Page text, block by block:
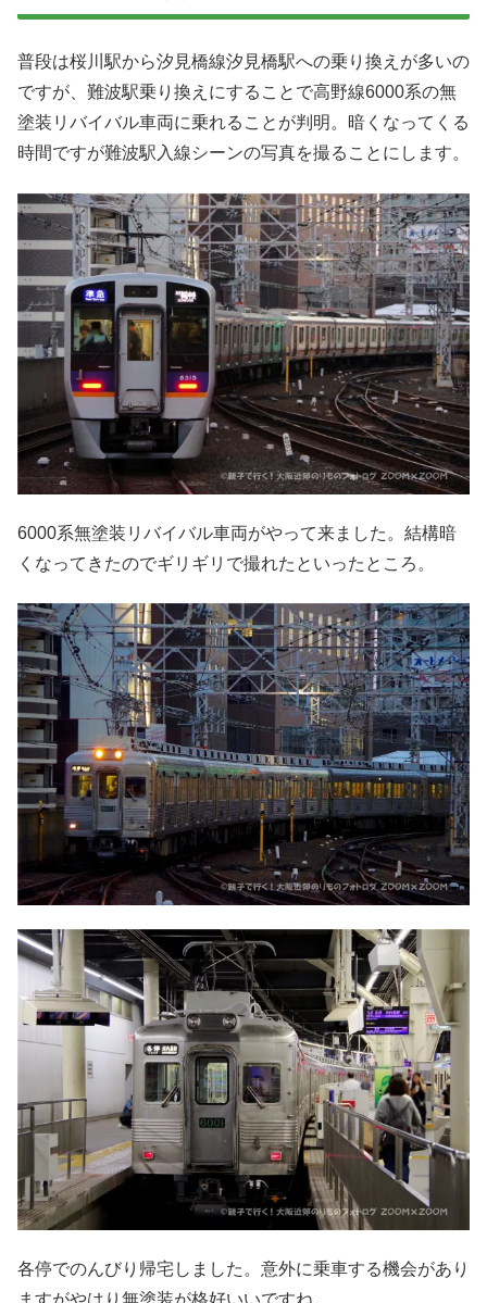
普段は桜川駅から汐見橋線汐見橋駅への乗り換えが多いの
ですが、難波駅乗り換えにすることで高野線6000系の無
塗装リバイバル車両に乗れることが判明。暗くなってくる
時間ですが難波駅入線シーンの写真を撮ることにします。
6000系無塗装リバイバル車両がやって来ました。結構暗
くなってきたのでギリギリで撮れたといったところ。
各停でのんびり帰宅しました。意外に乗車する機会があり